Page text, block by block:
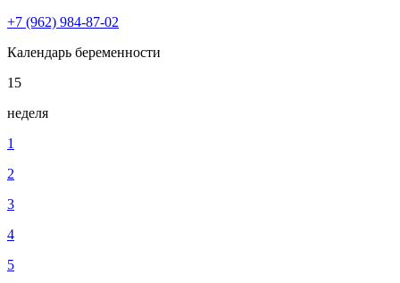
+7 (962) 984-87-02
Календарь беременности
15
неделя
1
2
3
4
5